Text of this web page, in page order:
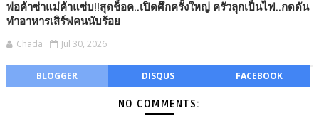
พ่อค้าซ่าแม่ค้าแซ่บ!!สุดช็อค..เปิดศึกครั้งใหญ่ ครัวลุกเป็นไฟ..กดดัน
ทำอาหารเสิร์ฟคนนับร้อย
Chada Jul 30, 2026
BLOGGER DISQUS FACEBOOK
NO COMMENTS: